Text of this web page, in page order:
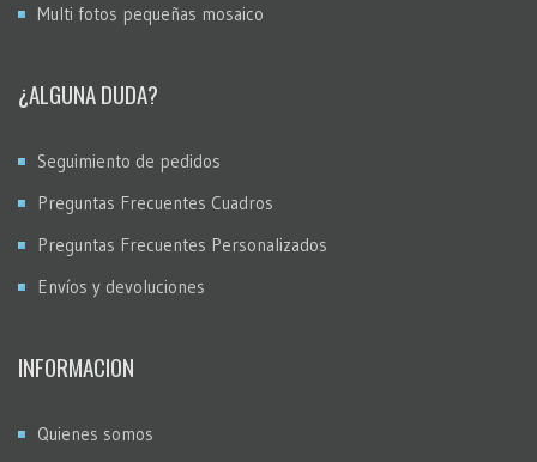
Multi fotos pequeñas mosaico
¿ALGUNA DUDA?
Seguimiento de pedidos
Preguntas Frecuentes Cuadros
Preguntas Frecuentes Personalizados
Envíos y devoluciones
INFORMACION
Quienes somos